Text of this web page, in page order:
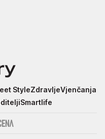
StyleZdravljeVjenčanja
Smartlife